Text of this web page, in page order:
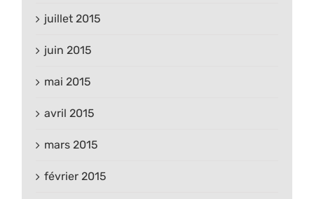
juillet 2015
juin 2015
mai 2015
avril 2015
mars 2015
février 2015